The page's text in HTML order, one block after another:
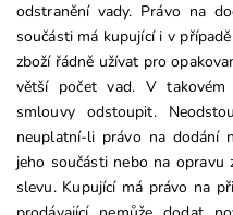
odstranění vady. Právo na
součásti má kupující i v
zboží řádně užívat pro
větší počet vad. V
smlouvy odstoupit.
neuplatní-li právo na dodání
jeho součásti nebo na opravu
slevu. Kupující má právo na